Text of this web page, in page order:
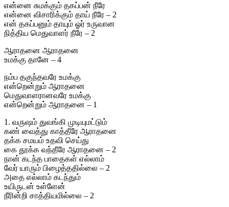
என்னை சுமக்கும் தகப்பன் நீரே
என்னை விசாரிக்கும் தாய் நீரே – 2
என் தகப்பனும் தாயும் ஓர் உருவான
நித்திய மெதுவாளர் நீரே – 2
ஆராதனை ஆராதனை
உமக்கு தானே – 4
நம்ப தகுந்தவரே உமக்கு
என்றென்றும் ஆராதனை
மெதுவாளரானவரே உமக்கு
என்றென்றும் ஆராதனை – 1
1. வருஷம் துவங்கி முடியுமட்டும்
கண் வைத்து காத்தீரே ஆராதனை
தக்க சமயம் உதவி செய்து
கை தூக்க வந்தீரே ஆராதனை – 2
நான் கடந்த பாதைகள் எல்லாம்
வேர் யாரும் பிழைத்ததில்லை – 2
அதை எல்லாம் கடந்தும்
உயிருடன் உள்ளேன்
நீரின்றி சாத்தியமில்லை – 2